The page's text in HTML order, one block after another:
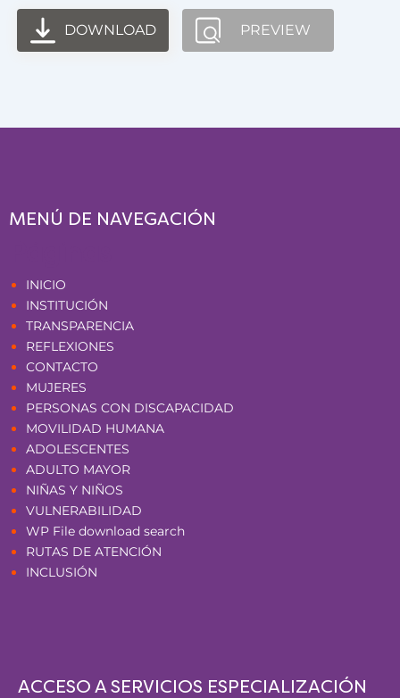
DOWNLOAD PREVIEW
MENÚ DE NAVEGACIÓN
INICIO
INSTITUCIÓN
TRANSPARENCIA
REFLEXIONES
CONTACTO
MUJERES
PERSONAS CON DISCAPACIDAD
MOVILIDAD HUMANA
ADOLESCENTES
ADULTO MAYOR
NIÑAS Y NIÑOS
VULNERABILIDAD
WP File download search
RUTAS DE ATENCIÓN
INCLUSIÓN
ACCESO A SERVICIOS ESPECIALIZACIÓN